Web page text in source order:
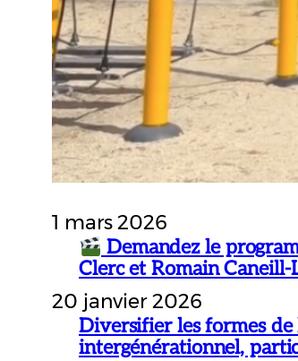
1 mars 2026
Demandez le
Clerc et Romain Caneill-
20 janvier 2026
Diversifier les formes de
intergénérationnel,